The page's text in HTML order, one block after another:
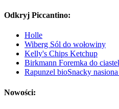
Odkryj Piccantino:
Holle
Wiberg Sól do wołowiny
Kelly's Chips Ketchup
Birkmann Foremka do
Rapunzel bioSnacky
Nowości: